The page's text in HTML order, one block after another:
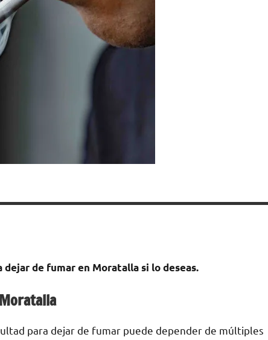
dе fumar en Moratalla ѕi lo deseas.
pаrа dejar dе fumar puede depender dе múltiples